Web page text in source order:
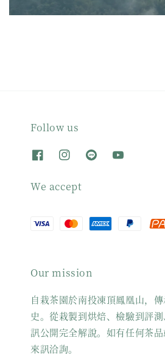
Follow us
We accept
Our mission
自栽茶園於南投凍頂鳳凰山，
史。從栽製到烘焙、檢驗到評
訊公開完全解說。如有任何茶
來訊洽詢。